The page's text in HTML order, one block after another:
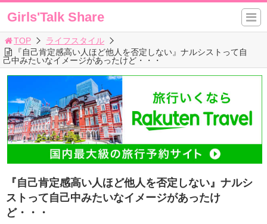
Girls'Talk Share
TOP
ライフスタイル
『自己肯定感高い人ほど他人を否定しない』ナルシストって自
己中みたいなイメージがあったけど・・・
『自己肯定感高い人ほど他人を否定しない』ナルシ
ストって自己中みたいなイメージがあったけ
ど・・・